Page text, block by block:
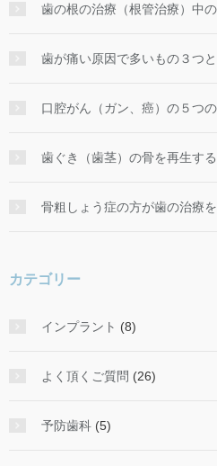
歯の根の治療（根管治療）中
歯が痛い原因で多いもの３つ
口腔がん（ガン、癌）の５つ
歯ぐき（歯茎）の骨を再生す
骨粗しょう症の方が歯の治療
カテゴリー
インプラント (8)
よく頂くご質問 (26)
予防歯科 (5)